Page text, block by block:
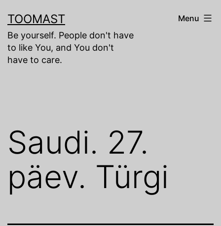
to
content
TOOMAST
Be yourself. People don't have
to like You, and You don't
have to care.
Menu
Saudi. 27.
päev. Türgi